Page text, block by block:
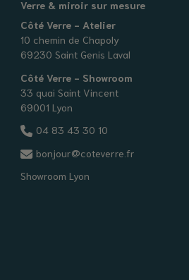
Verre & miroir sur mesure
Côté Verre - Atelier
10 chemin de Chapoly
69230 Saint Genis Laval
Côté Verre - Showroom
33 quai Saint Vincent
69001 Lyon
04 83 43 30 10
bonjour@coteverre.fr
Showroom Lyon